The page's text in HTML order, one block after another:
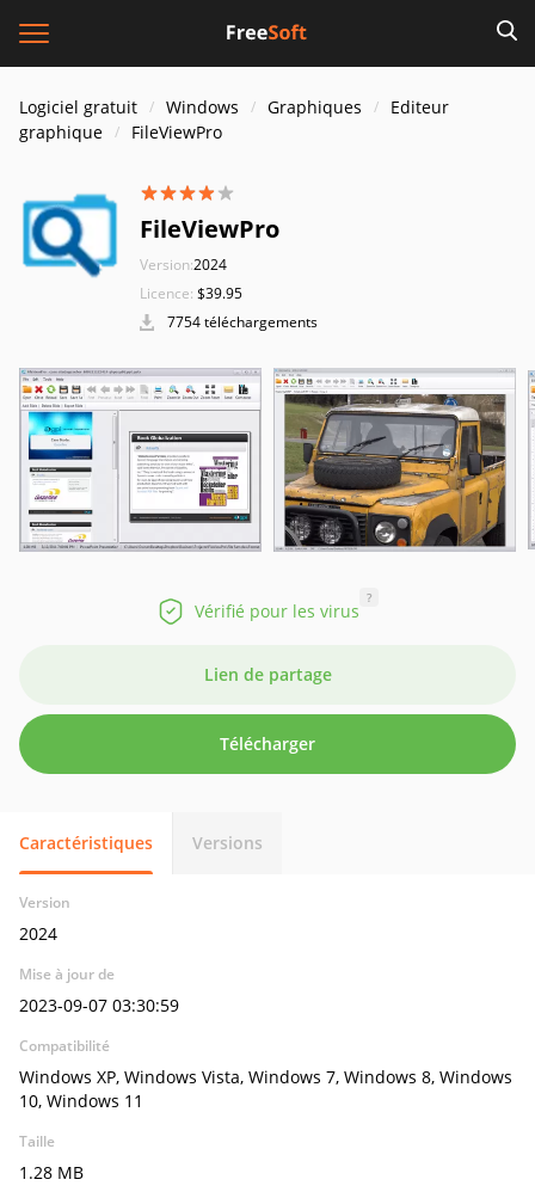
Logiciel gratuit Windows Graphiques
Editeur
graphique
FileViewPro
FileViewPro
Version:2024
Licence: $39.95
7754 téléchargements
Vérifié pour les virus
?
Lien de partage
Télécharger
Caractéristiques Versions
Version
2024
Mise à jour de
2023-09-07 03:30:59
Compatibilité
Windows XP, Windows Vista, Windows 7, Windows 8, Windows
10, Windows 11
Taille
1.28 MB